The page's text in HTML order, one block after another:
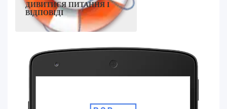
ДИВИТИСЯ ПИТАННЯ І
ВІДПОВІДІ